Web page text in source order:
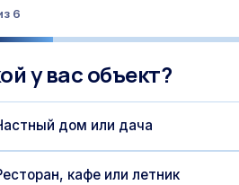
6
у вас объект?
дом или дача
кафе или летник